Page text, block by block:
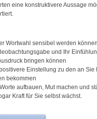
eine konstruktivere Aussage
Wortwahl sensibel werden können
und Ihr
bringen können
Einstellung zu den an Sie
bekommen
aufbauen, Mut machen und
Kraft für Sie selbst wächst.